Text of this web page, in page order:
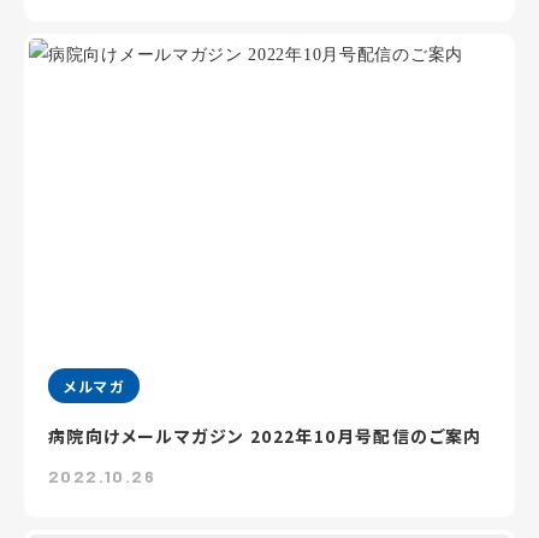
メルマガ
病院向けメールマガジン 2022年10月号配信のご案内
2022.10.26